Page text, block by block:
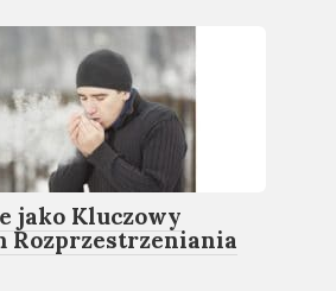
jako Kluczowy
Rozprzestrzeniania